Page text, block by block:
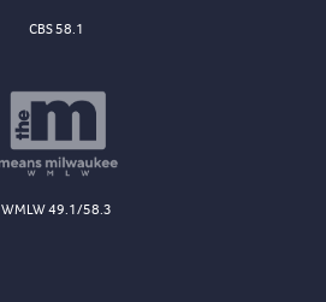
CBS 58.1
WMLW 49.1/58.3